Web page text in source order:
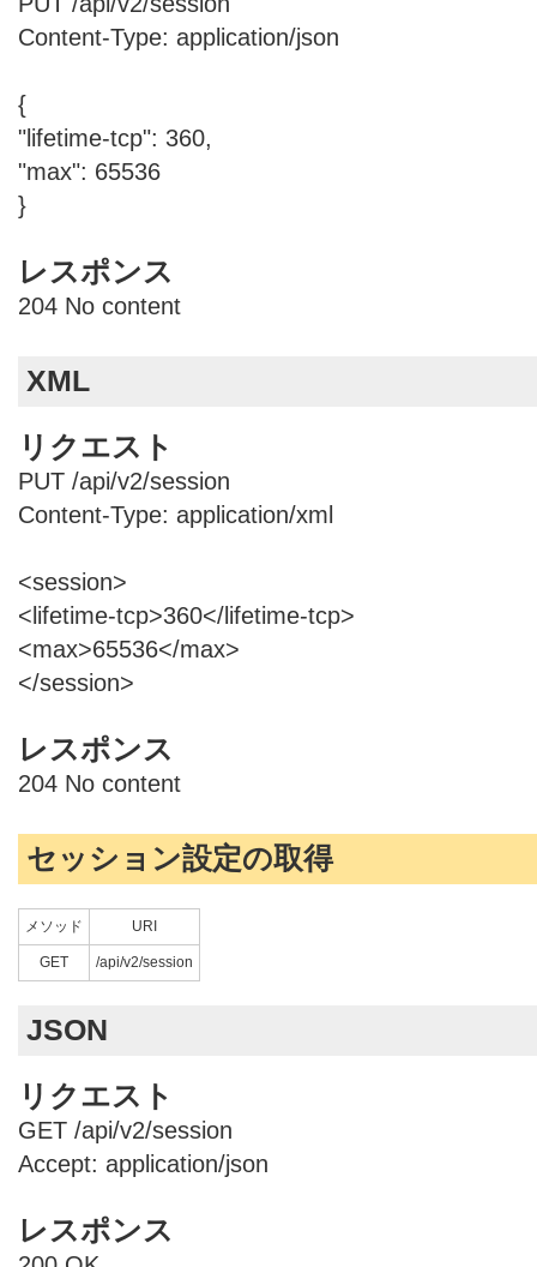
Content-Type: application/json
{
"lifetime-tcp": 360,
"max": 65536
}
レスポンス
204 No content
XML
リクエスト
PUT /api/v2/session
Content-Type: application/xml
<session>
<lifetime-tcp>360</lifetime-tcp>
<max>65536</max>
</session>
レスポンス
204 No content
セッション設定の取得
メソッド URI
GET /api/v2/session
JSON
リクエスト
GET /api/v2/session
Accept: application/json
レスポンス